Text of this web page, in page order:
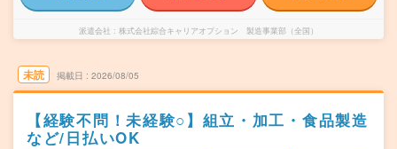
派遣会社 株式会社綜合キャリアオプション 製造事業部（全国）
未読 掲載日 2026/08/05
【経験不問！未経験○】組立・加工・食品製造
など/日払いOK